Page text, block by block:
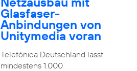
Glasfaser-
Anbindungen von
Unitymedia voran
Telefónica Deutschland lässt
mindestens 1.000